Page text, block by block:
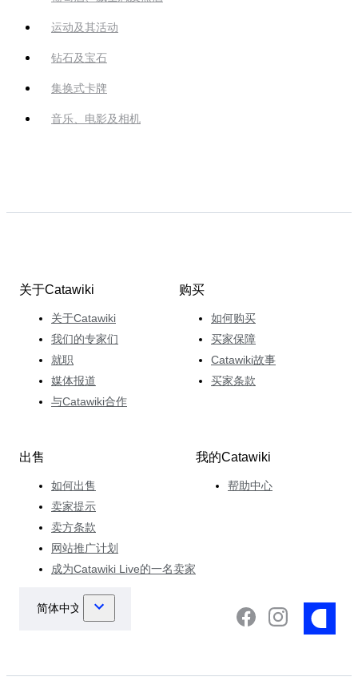
运动及其活动
钻石及宝石
集换式卡牌
音乐、电影及相机
关于Catawiki
关于Catawiki
我们的专家们
就职
媒体报道
与Catawiki合作
购买
如何购买
买家保障
Catawiki故事
买家条款
出售
如何出售
卖家提示
卖方条款
网站推广计划
成为Catawiki Live的一名卖家
我的Catawiki
帮助中心